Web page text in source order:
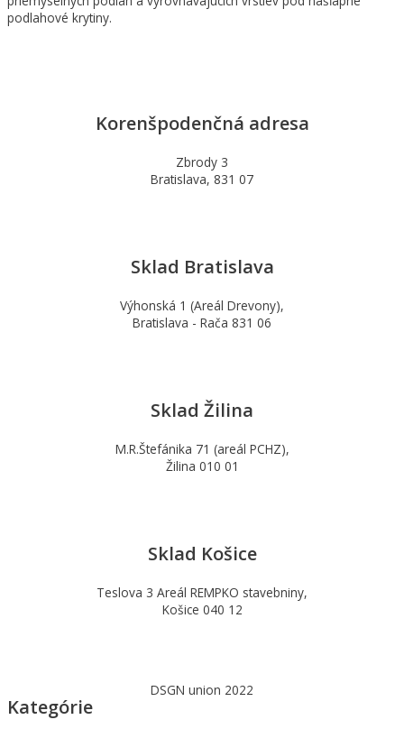
podlahové krytiny.
Korenšpodenčná adresa
Zbrody 3
Bratislava, 831 07
Sklad Bratislava
Výhonská 1 (Areál Drevony),
Bratislava - Rača 831 06
Sklad Žilina
M.R.Štefánika 71 (areál PCHZ),
Žilina 010 01
Sklad Košice
Teslova 3 Areál REMPKO stavebniny,
Košice 040 12
DSGN union 2022
Kategórie